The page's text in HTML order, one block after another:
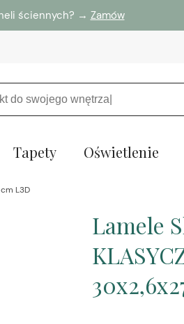
ściennych? → Zamów
Tapety Oświetlenie
L3D
Lamele